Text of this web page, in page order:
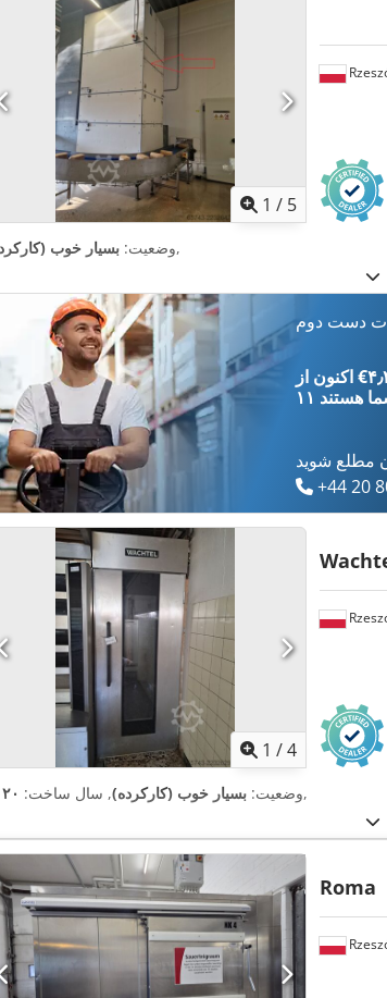
1 / 5
وضعیت: بسیار خوب ,
دست دوم
هستند
مطلع شوید
+44 20
1 /4
وضعیت: بسیار خوب (کارکرده), سال ساخت: ,
Roma